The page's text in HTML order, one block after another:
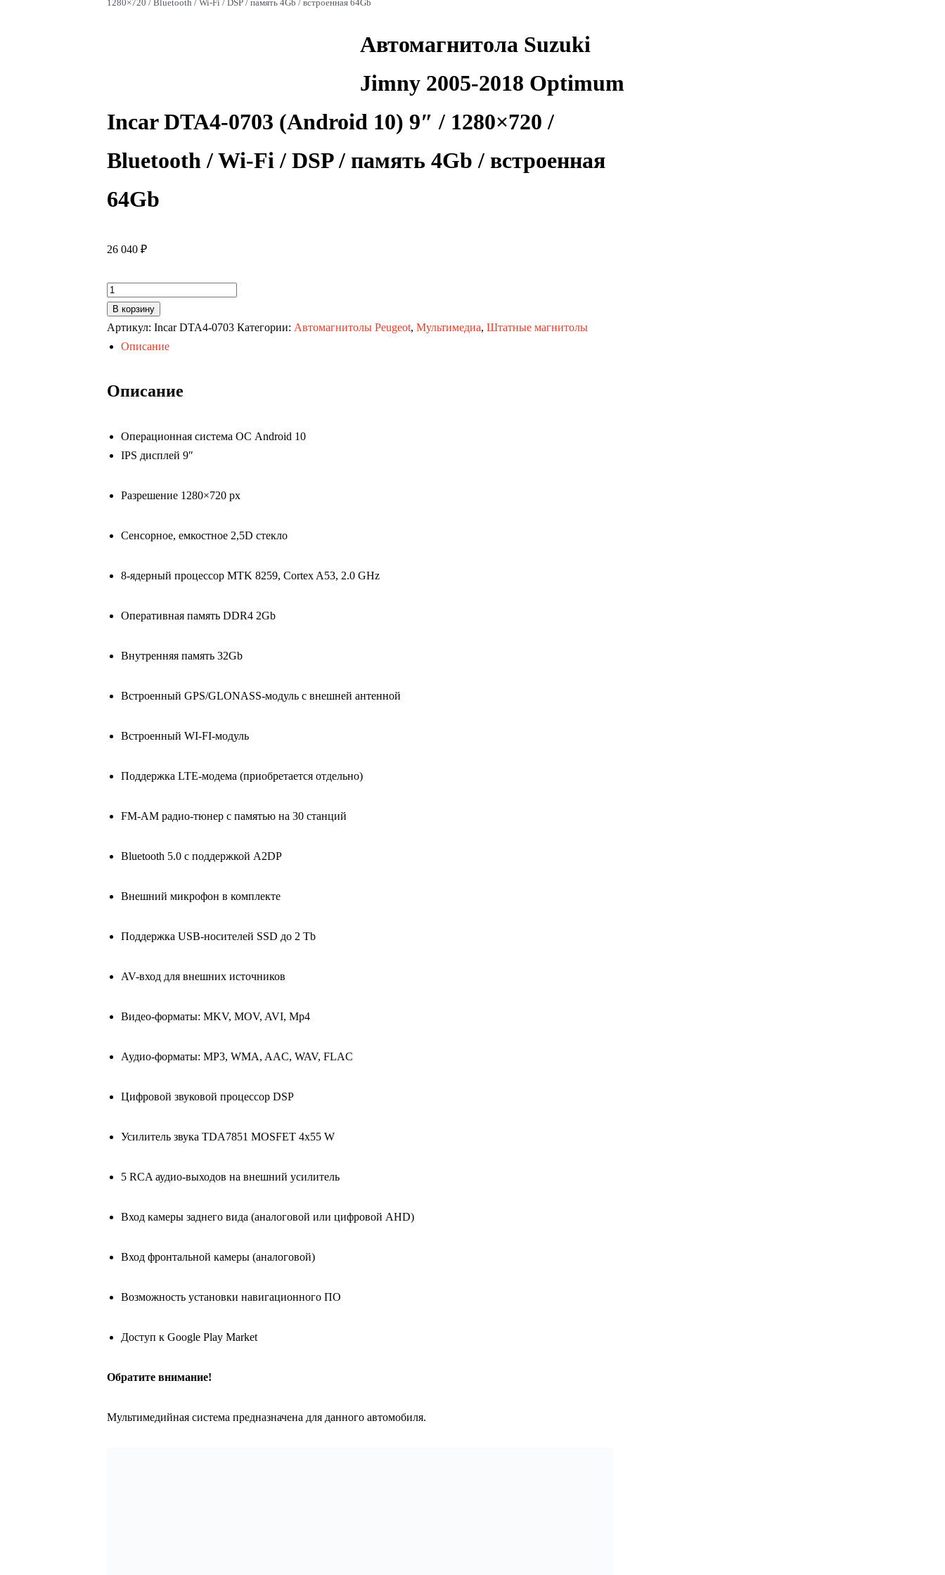
1280×720 / Bluetooth / Wi-Fi / DSP / память 4Gb / встроенная 64Gb
Автомагнитола Suzuki
Jimny 2005-2018 Optimum
Incar DTA4-0703 (Android 10) 9″ / 1280×720 /
Bluetooth / Wi-Fi / DSP / память 4Gb / встроенная
64Gb
26 040 ₽
Количество
товара
Автомагнитола
Suzuki
2005-
Incar
DTA4-
(Android
9"
1280x720
Bluetooth
Wi-
память
64Gb
В корзину
Артикул: Incar DTA4-0703 Категории: Автомагнитолы Peugeot, Мультимедиа, Штатные магнитолы
Описание
Описание
Операционная система ОС Android 10
IPS дисплей 9″
Разрешение 1280×720 px
Сенсорное, емкостное 2,5D стекло
8-ядерный процессор MTK 8259, Cortex A53, 2.0 GHz
Оперативная память DDR4 2Gb
Внутренняя память 32Gb
Встроенный GPS/GLONASS-модуль с внешней антенной
Встроенный WI-FI-модуль
Поддержка LTE-модема (приобретается отдельно)
FM-AM радио-тюнер с памятью на 30 станций
Bluetooth 5.0 с поддержкой A2DP
Внешний микрофон в комплекте
Поддержка USB-носителей SSD до 2 Tb
AV-вход для внешних источников
Видео-форматы: MKV, MOV, AVI, Mp4
Аудио-форматы: MP3, WMA, AAC, WAV, FLAC
Цифровой звуковой процессор DSP
Усилитель звука TDA7851 MOSFET 4х55 W
5 RCA аудио-выходов на внешний усилитель
Вход камеры заднего вида (аналоговой или цифровой AHD)
Вход фронтальной камеры (аналоговой)
Возможность установки навигационного ПО
Доступ к Google Play Market
Обратите внимание!
Мультимедийная система предназначена для данного автомобиля.